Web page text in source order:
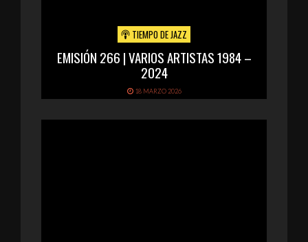
TIEMPO DE JAZZ
EMISIÓN 266 | VARIOS ARTISTAS 1984 –
2024
18 MARZO 2026